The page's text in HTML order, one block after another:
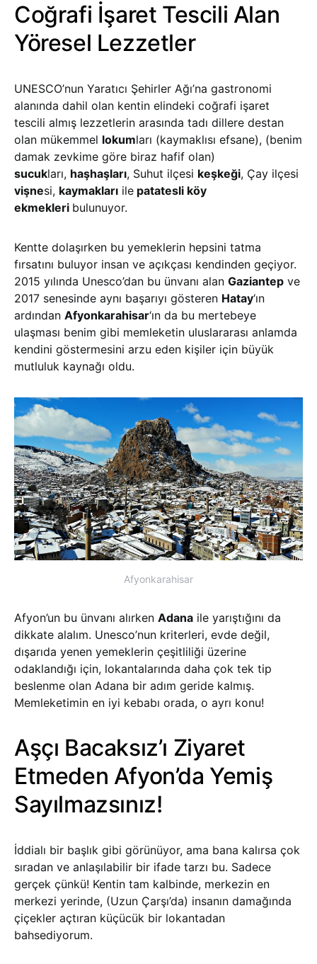
Coğrafi İşaret Tescili Alan
Yöresel Lezzetler
UNESCO’nun Yaratıcı Şehirler Ağı’na gastronomi
alanında dahil olan kentin elindeki coğrafi işaret
tescili almış lezzetlerin arasında tadı dillere destan
olan mükemmel lokumları (kaymaklısı efsane), (benim
damak zevkime göre biraz hafif olan)
sucukları, haşhaşları, Suhut ilçesi keşkeği, Çay ilçesi
vişnesi, kaymakları ile patatesli köy
ekmekleri bulunuyor.
Kentte dolaşırken bu yemeklerin hepsini tatma
fırsatını buluyor insan ve açıkçası kendinden geçiyor.
2015 yılında Unesco’dan bu ünvanı alan Gaziantep ve
2017 senesinde aynı başarıyı gösteren Hatay‘ın
ardından Afyonkarahisar‘ın da bu mertebeye
ulaşması benim gibi memleketin uluslararası anlamda
kendini göstermesini arzu eden kişiler için büyük
mutluluk kaynağı oldu.
Afyonkarahisar
Afyon’un bu ünvanı alırken Adana ile yarıştığını da
dikkate alalım. Unesco’nun kriterleri, evde değil,
dışarıda yenen yemeklerin çeşitliliği üzerine
odaklandığı için, lokantalarında daha çok tek tip
beslenme olan Adana bir adım geride kalmış.
Memleketimin en iyi kebabı orada, o ayrı konu!
Aşçı Bacaksız’ı Ziyaret
Etmeden Afyon’da Yemiş
Sayılmazsınız!
İddialı bir başlık gibi görünüyor, ama bana kalırsa çok
sıradan ve anlaşılabilir bir ifade tarzı bu. Sadece
gerçek çünkü! Kentin tam kalbinde, merkezin en
merkezi yerinde, (Uzun Çarşı’da) insanın damağında
çiçekler açtıran küçücük bir lokantadan
bahsediyorum.